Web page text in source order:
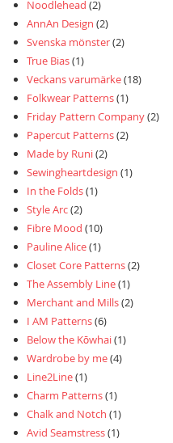
Noodlehead (2)
AnnAn Design (2)
Svenska mönster(2)
True Bias(1)
Veckans varumärke(18)
Folkwear Patterns(1)
Friday Pattern Company(2)
Papercut Patterns(2)
Made by Runi(2)
Sewingheartdesign (1)
In the Folds(1)
Style Arc(2)
Fibre Mood (10)
Pauline Alice(1)
Closet Core Patterns(2)
The Assembly Line(1)
Merchant and Mills(2)
I AM Patterns(6)
Below the Kōwhai(1)
Wardrobe by me(4)
Line2Line(1)
Charm Patterns(1)
Chalk and Notch (1)
Avid Seamstress(1)